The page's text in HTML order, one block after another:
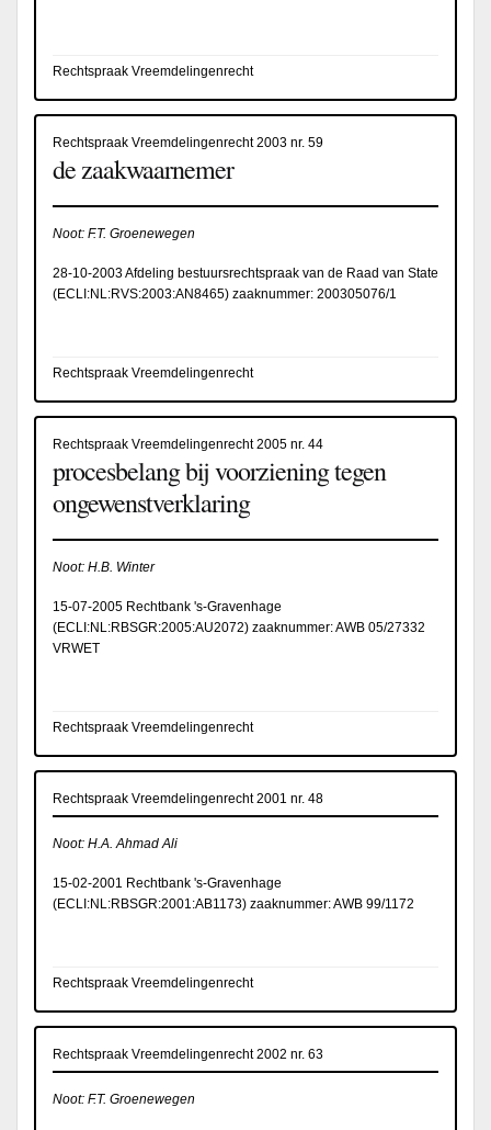
Rechtspraak Vreemdelingenrecht
Rechtspraak Vreemdelingenrecht 2003 nr. 59
de zaakwaarnemer
Noot: F.T. Groenewegen
28-10-2003 Afdeling bestuursrechtspraak van de Raad van State
(ECLI:NL:RVS:2003:AN8465) zaaknummer: 200305076/1
Rechtspraak Vreemdelingenrecht
Rechtspraak Vreemdelingenrecht 2005 nr. 44
procesbelang bij voorziening tegen
ongewenstverklaring
Noot: H.B. Winter
15-07-2005 Rechtbank 's-Gravenhage
(ECLI:NL:RBSGR:2005:AU2072) zaaknummer: AWB 05/27332
VRWET
Rechtspraak Vreemdelingenrecht
Rechtspraak Vreemdelingenrecht 2001 nr. 48
Noot: H.A. Ahmad Ali
15-02-2001 Rechtbank 's-Gravenhage
(ECLI:NL:RBSGR:2001:AB1173) zaaknummer: AWB 99/1172
Rechtspraak Vreemdelingenrecht
Rechtspraak Vreemdelingenrecht 2002 nr. 63
Noot: F.T. Groenewegen